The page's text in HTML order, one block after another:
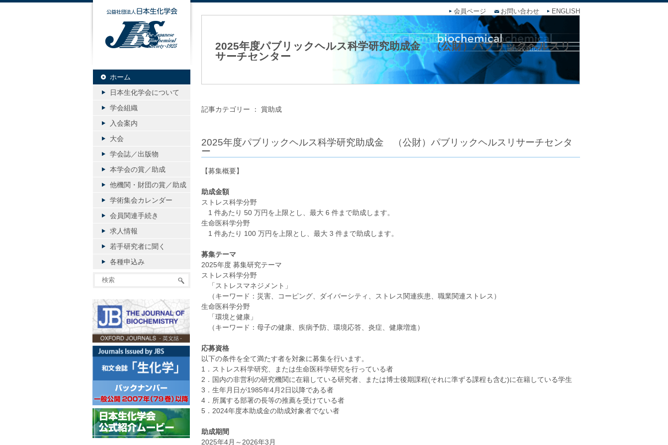
会員ページ お問い合わせ ENGLISH
2025年度パブリックヘルス科学研究助成金 （公財）パブリックヘルスリ
サーチセンター
記事カテゴリー ： 賞助成
2025年度パブリックヘルス科学研究助成金 （公財）パブリックヘルスリサーチセンタ
ー
【募集概要】
助成金額
ストレス科学分野
1 件あたり 50 万円を上限とし、最大 6 件まで助成します。
生命医科学分野
1 件あたり 100 万円を上限とし、最大 3 件まで助成します。
募集テーマ
2025年度 募集研究テーマ
ストレス科学分野
「ストレスマネジメント」
（キーワード：災害、コーピング、ダイバーシティ、ストレス関連疾患、職業関連ストレス）
生命医科学分野
「環境と健康」
（キーワード：母子の健康、疾病予防、環境応答、炎症、健康増進）
応募資格
以下の条件を全て満たす者を対象に募集を行います。
1．ストレス科学研究、または生命医科学研究を行っている者
2．国内の非営利の研究機関に在籍している研究者、または博士後期課程(それに準ずる課程も含む)に在籍している学生
3．生年月日が1985年4月2日以降である者
4．所属する部署の長等の推薦を受けている者
5．2024年度本助成金の助成対象者でない者
助成期間
2025年4月～2026年3月
公益社団法人日本生化学会
ホーム
日本生化学会について
学会組織
入会案内
大会
学会誌／出版物
本学会の賞／助成
他機関・財団の賞／助成
学術集会カレンダー
会員関連手続き
求人情報
若手研究者に聞く
各種申込み